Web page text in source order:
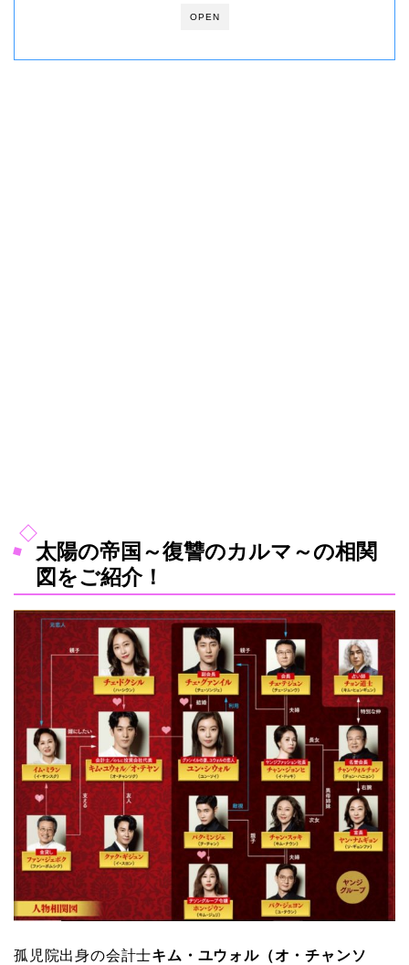
OPEN
太陽の帝国～復讐のカルマ～の相関
図をご紹介！
孤児院出身の会計士キム・ユウォル（オ・チャンソ